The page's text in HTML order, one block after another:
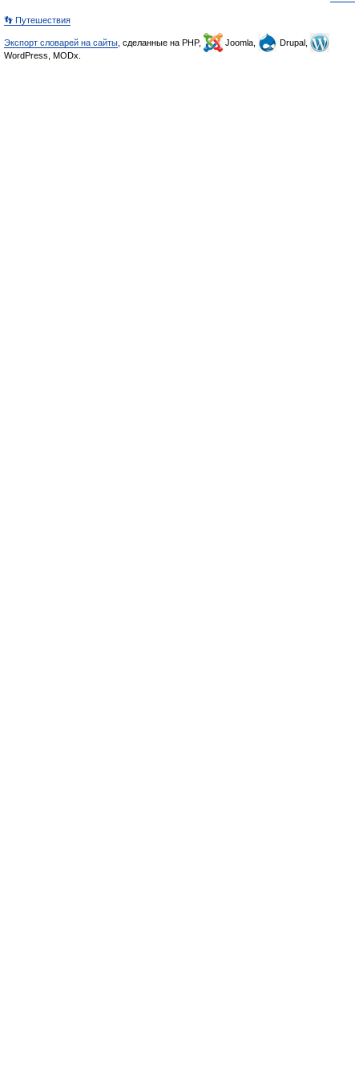
👣 Путешествия
Экспорт словарей на сайты , сделанные на PHP, Joomla,
Drupal,
WordPress, MODx.